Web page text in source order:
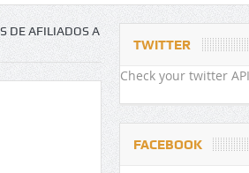
DE AFILIADOS A
TWITTER
Check your twitter
FACEBOOK